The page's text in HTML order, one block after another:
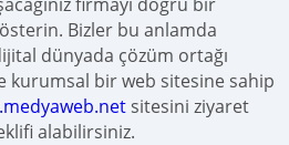
Bizler bu anlamda
dünyada çözüm ortağı
kurumsal bir web sitesine sahip
sitesini ziyaret
alabilirsiniz.